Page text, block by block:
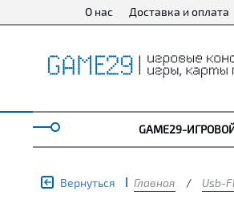
О нас Доставка и оплата
GAME29-
Вернуться Главная / Usb-